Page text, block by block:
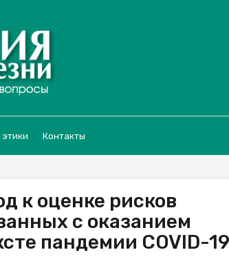
Контакты
к оценке рисков
с оказанием
пандемии COVID-19